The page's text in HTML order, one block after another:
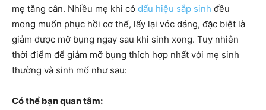
mẹ tăng cân. Nhiều mẹ khi có dấu hiệu sắp sinh đều
mong muốn phục hồi cơ thể, lấy lại vóc dáng, đặc biệt là
giảm được mỡ bụng ngay sau khi sinh xong. Tuy nhiên
thời điểm để giảm mỡ bụng thích hợp nhất với mẹ sinh
thường và sinh mổ như sau:
Có thể bạn quan tâm: